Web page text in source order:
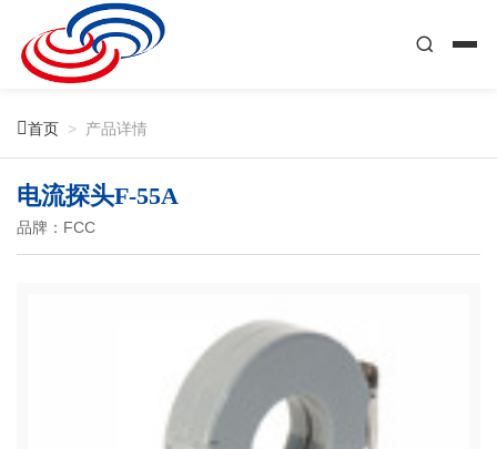
首页 > 产品详情
电流探头F-55A
品牌：FCC